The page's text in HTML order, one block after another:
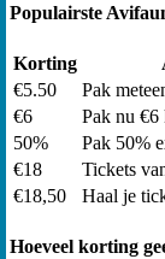
Populairste
Korting
€5.50
Pak
€6
Pak nu €6
50%
Pak 50%
€18
Tickets
€18,50
Haal je
Hoeveel korting